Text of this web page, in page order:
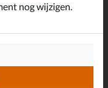
nog wijzigen.